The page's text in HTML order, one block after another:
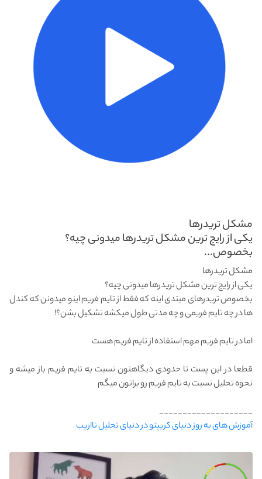
مشکل تریدرها
یکی از رایج ترین مشکل تریدرها میدونی چیه؟
بخصوص...
مشکل تریدرها
یکی از رایج ترین مشکل تریدرها میدونی چیه؟
بخصوص تریدرهای مبتدی اینه که فقط از تایم فریم اینو میدونن که کندل
ها در چه تایم فریمی و چه مدتی طول میکشه تشکیل بشن؟!
اما در تایم فریم مهم استفاده از تایم فریم هست
قطعا در این پست تا حدودی دیگاهتون نسبت به تایم فریم باز میشه و
نحوه تحلیل نسبت به تایم فریم رو براتون میگم
____________________
آموزش های به روز دنیای کریپتو در دنیای تحلیل نااریب